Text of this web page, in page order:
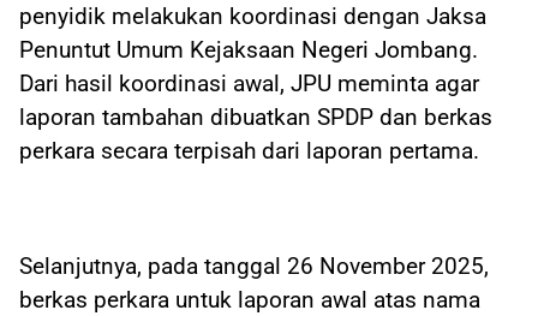
penyidik melakukan koordinasi dengan Jaksa
Penuntut Umum Kejaksaan Negeri Jombang.
Dari hasil koordinasi awal, JPU meminta agar
laporan tambahan dibuatkan SPDP dan berkas
perkara secara terpisah dari laporan pertama.
Selanjutnya, pada tanggal 26 November 2025,
berkas perkara untuk laporan awal atas nama